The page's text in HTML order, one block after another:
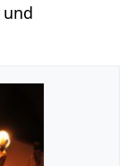
und